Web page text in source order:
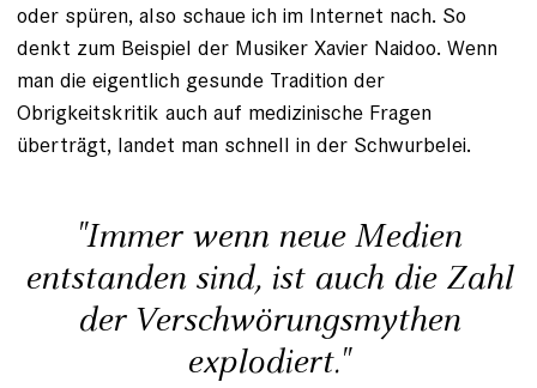
oder spüren, also schaue ich im Internet nach. So
denkt zum Beispiel der Musiker Xavier Naidoo. Wenn
man die eigentlich gesunde Tradition der
Obrigkeitskritik auch auf medizinische Fragen
überträgt, landet man schnell in der Schwurbelei.
"Immer wenn neue Medien
entstanden sind, ist auch die Zahl
der Verschwörungsmythen
explodiert."